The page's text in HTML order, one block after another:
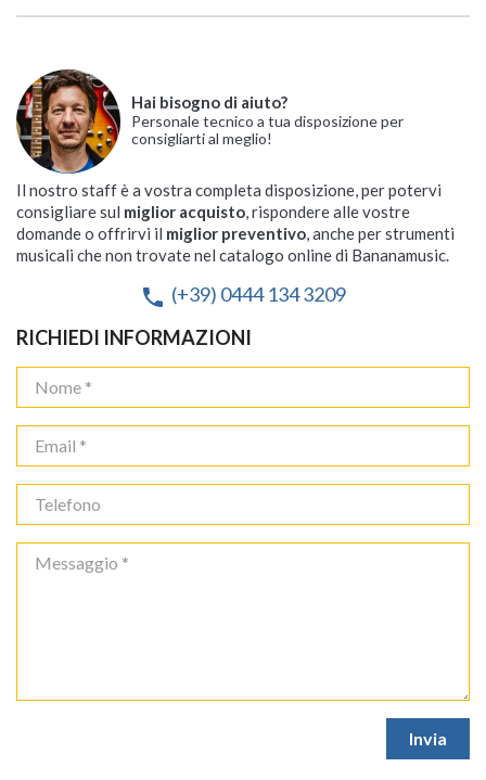
Hai bisogno di aiuto?
Personale tecnico a tua disposizione per
consigliarti al meglio!
Il nostro staff è a vostra completa disposizione, per potervi
consigliare sul miglior acquisto, rispondere alle vostre
domande o offrirvi il miglior preventivo, anche per strumenti
musicali che non trovate nel catalogo online di Bananamusic.
phone (+39) 0444 134 3209
RICHIEDI INFORMAZIONI